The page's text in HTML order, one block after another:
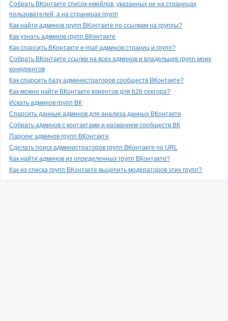
Собрать ВКонтакте список емейлов, указанных не на страницах
пользователей, а на страницах групп
Как найти админов групп ВКонтакте по ссылкам на группы?
Как узнать админов групп ВКонтакте
Как спарсить ВКонтакте e-mail админов страниц и групп?
Собрать ВКонтакте ссылки на всех админов и владельцев групп моих
конкурентов
Как спарсить базу администраторов сообществ ВКонтакте?
Как можно найти ВКонтакте клиентов для b2b сектора?
Искать админов групп ВК
Спарсить данные админов для анализа данных ВКонтакте
Собрать админов с контактами и названием сообществ ВК
Парсинг админов групп ВКонтакте
Сделать поиск администраторов групп ВКонтакте по URL
Как найти админов из определенных групп ВКонтакте?
Как из списка групп ВКонтакте выцепить модераторов этих групп?